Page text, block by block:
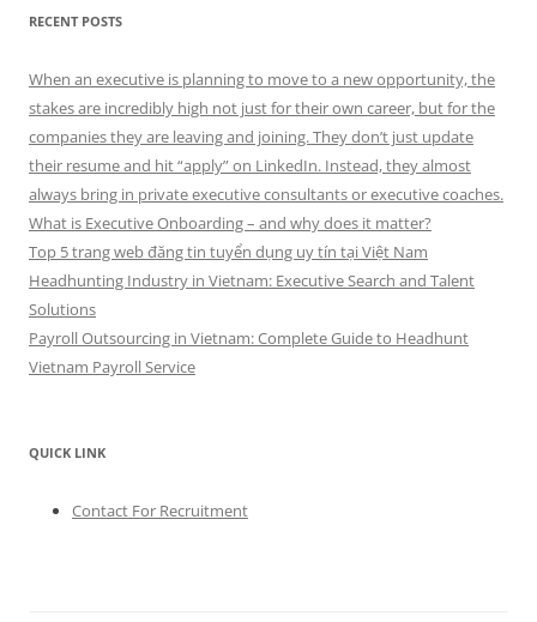
RECENT POSTS
When an executive is planning to move to a new opportunity, the
stakes are incredibly high not just for their own career, but for the
companies they are leaving and joining. They don’t just update
their resume and hit “apply” on LinkedIn. Instead, they almost
always bring in private executive consultants or executive coaches.
What is Executive Onboarding – and why does it matter?
Top 5 trang web đăng tin tuyển dụng uy tín tại Việt Nam
Headhunting Industry in Vietnam: Executive Search and Talent
Solutions
Payroll Outsourcing in Vietnam: Complete Guide to Headhunt
Vietnam Payroll Service
QUICK LINK
Contact For Recruitment